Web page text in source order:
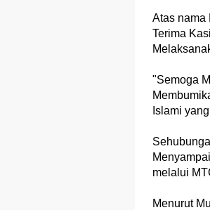
Atas nama
Terima
"Semoga
Islami
melalui
Menurut